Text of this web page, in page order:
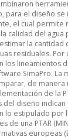
para el diseño
el cual
calidad del agua
la
residuales.
los lineamientos
SimaPro.
de manera
de la
del diseño
lo estipulado por
de una PTAR
europeas